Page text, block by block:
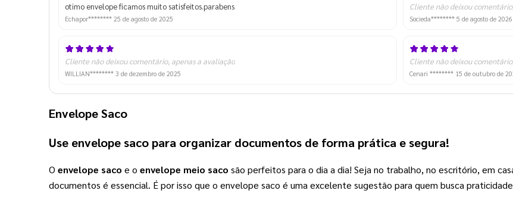
otimo envelope ficamos muito satisfeitos.parabens
Echapor******** 25 de agosto de 2025
Cliente não deixou
Socieda******** 5 de agosto de 2026
Cliente não deixou comentário, apenas a avaliação
WILLIAN******** 3 de dezembro de 2025
Cliente não deixou
Cenari ******** 15 de outubro de
Envelope Saco
Use envelope saco para organizar documentos de forma prática e segura!
O envelope saco e o envelope meio saco são perfeitos para o dia a dia! Seja no trabalho, no escritório, em
documentos é essencial. É por isso que o envelope saco é uma excelente sugestão para quem busca